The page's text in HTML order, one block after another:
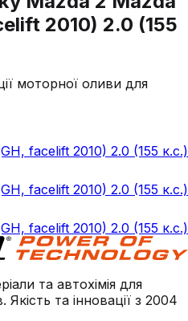
2010) 2.0 (155
моторної оливи для
facelift 2010) 2.0 (155 к.с.)
facelift 2010) 2.0 (155 к.с.)
facelift 2010) 2.0 (155 к.с.)
та автохімія для
та інновації з 2004